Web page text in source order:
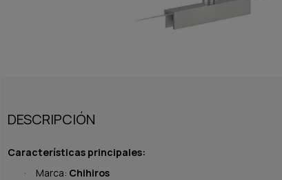
DESCRIPCIÓN
Características principales:
· Marca: Chihiros